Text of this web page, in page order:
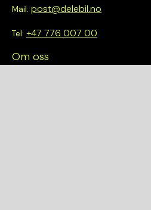
Mail: post@delebil.no
Tel: +47 776 007 00
Om oss